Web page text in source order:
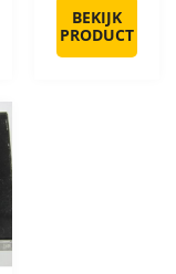
BEKIJK
PRODUCT